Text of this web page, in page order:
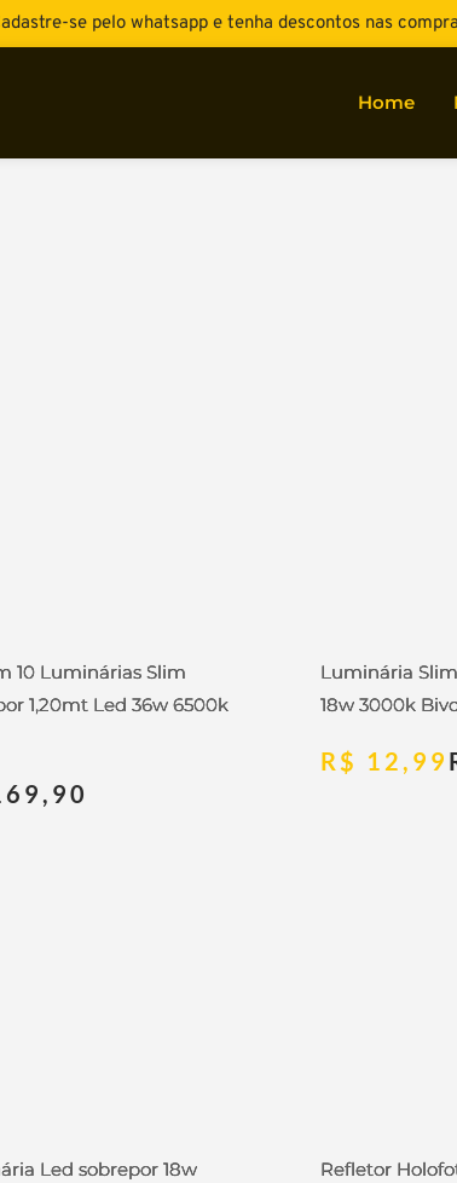
se pelo whatsapp e tenha descontos nas
Home
10 Luminárias Slim
1,20mt Led 36w 6500k
Luminária
18w 3000k
R$ 12,99
Led sobrepor 18w
Refletor